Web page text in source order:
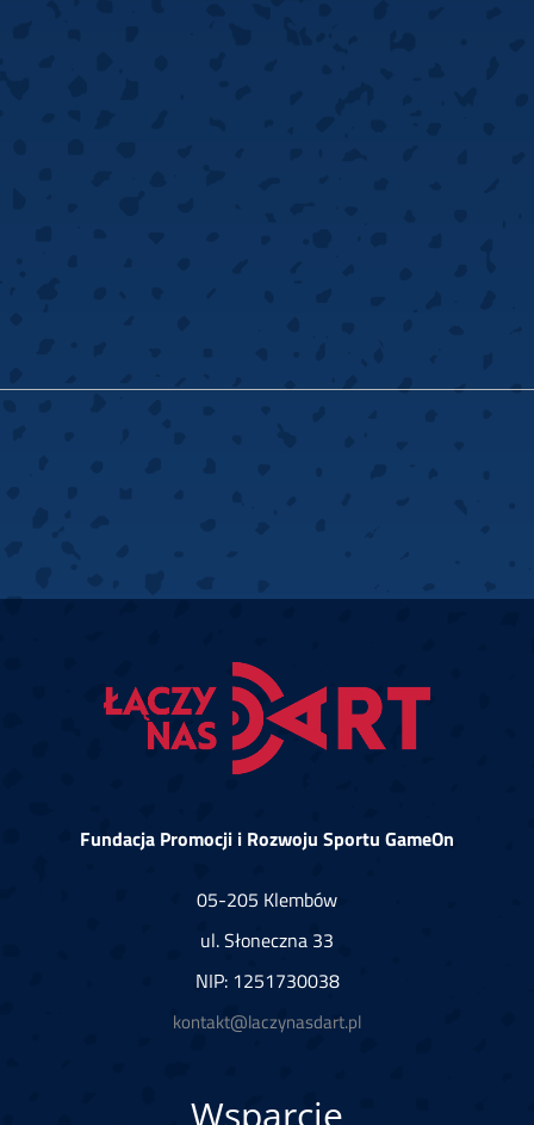
Fundacja Promocji i Rozwoju Sportu GameOn
05-205 Klembów
ul. Słoneczna 33
NIP: 1251730038
kontakt@laczynasdart.pl